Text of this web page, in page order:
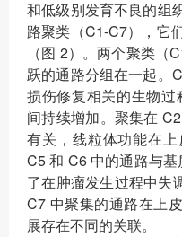
和低级别发育不良的组
路聚类（C1-C7），它
（图 2）。两个聚类（
跃的通路分组在一起。
损伤修复相关的生物
间持续增加。聚集在
有关，线粒体功能在上
C5 和 C6 中的通路与
了在肿瘤发生过程中失
C7 中聚集的通路在上
展存在不同的关联。